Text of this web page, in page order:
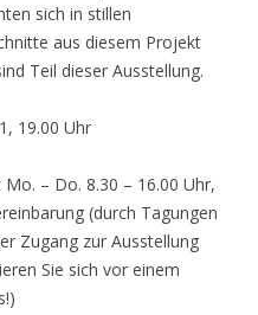
sich in stillen
aus diesem Projekt
Teil dieser Ausstellung.
19.00 Uhr
– Do. 8.30 – 16.00 Uhr,
(durch Tagungen
Zugang zur Ausstellung
Sie sich vor einem